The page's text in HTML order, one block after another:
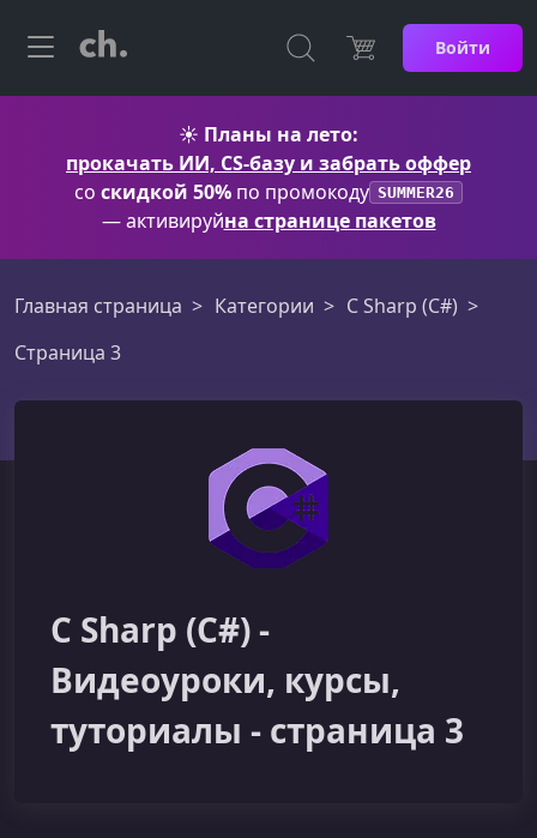
Войти
☀️ Планы на лето:
прокачать ИИ, CS-базу и забрать оффер
со скидкой 50% по промокоду SUMMER26
— активируйна странице пакетов
Главная страница Категории
C Sharp (C#)
Страница 3
C Sharp (C#) -
Видеоуроки, курсы,
туториалы - страница 3